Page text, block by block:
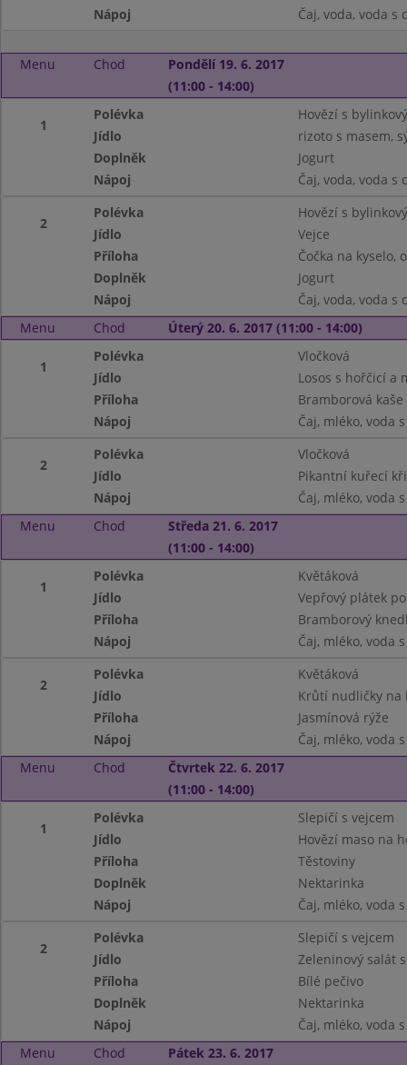
Nápoj
Čaj, voda, voda s
Menu Chod
Pondělí 19. 6. 2017
(11:00 - 14:00)
1
Polévka
Hovězí s
Jídlo
rizoto s masem,
Doplněk
Jogurt
Nápoj
Čaj, voda, voda s
2
Polévka
Hovězí s
Jídlo
Vejce
Příloha
Čočka na kyselo,
Doplněk
Jogurt
Nápoj
Čaj, voda, voda s
Menu
Chod Úterý 20. 6. 2017 (11:00 - 14:00)
1
Polévka
Vločková
Jídlo
Losos s hořčicí a
Příloha
Bramborová kaše
Nápoj
Čaj, mléko, voda
2
Polévka
Vločková
Jídlo
Pikantní kuřecí
Nápoj
Čaj, mléko, voda
Menu
Chod
Středa 21. 6. 2017
(11:00 - 14:00)
1
Polévka
Květáková
Jídlo
Vepřový plátek
Příloha
Bramborový
Nápoj
Čaj, mléko, voda
2
Polévka
Květáková
Jídlo
Krůtí nudličky na
Příloha
Jasmínová rýže
Nápoj
Čaj, mléko, voda
Menu
Chod
Čtvrtek 22. 6. 2017
(11:00 - 14:00)
1
Polévka
Slepičí s vejcem
Jídlo
Hovězí maso na
Příloha
Těstoviny
Doplněk
Nektarinka
Nápoj
Čaj, mléko, voda
2
Polévka
Slepičí s vejcem
Jídlo
Zeleninový salát
Příloha
Bílé pečivo
Doplněk
Nektarinka
Nápoj
Čaj, mléko, voda
Menu
Chod
Pátek 23. 6. 2017